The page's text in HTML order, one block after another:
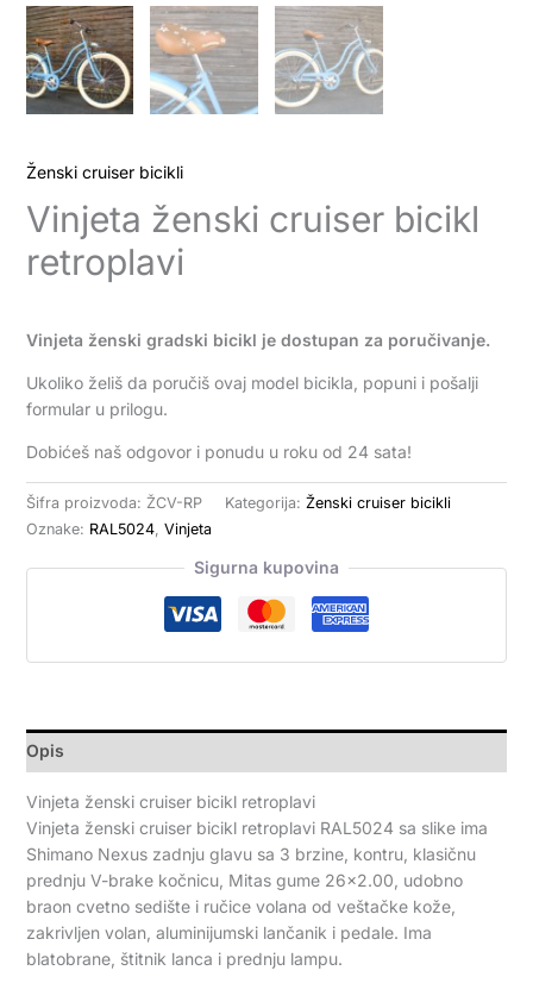
Ženski cruiser bicikli
Vinjeta ženski cruiser bicikl
retroplavi
Vinjeta ženski gradski bicikl je dostupan za poručivanje.
Ukoliko želiš da poručiš ovaj model bicikla, popuni i pošalji
formular u prilogu.
Dobićeš naš odgovor i ponudu u roku od 24 sata!
Šifra proizvoda: ŽCV-RP Kategorija: Ženski cruiser bicikli
Oznake: RAL5024, Vinjeta
Sigurna kupovina
Opis
Vinjeta ženski cruiser bicikl retroplavi
Vinjeta ženski cruiser bicikl retroplavi RAL5024 sa slike ima
Shimano Nexus zadnju glavu sa 3 brzine, kontru, klasičnu
prednju V-brake kočnicu, Mitas gume 26×2.00, udobno
braon cvetno sedište i ručice volana od veštačke kože,
zakrivljen volan, aluminijumski lančanik i pedale. Ima
blatobrane, štitnik lanca i prednju lampu.